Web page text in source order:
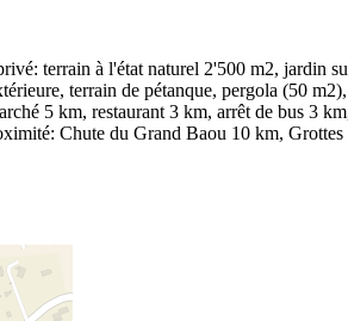
terrain à l'état naturel 2'500 m2, jardin
terrain de pétanque, pergola (50
5 km, restaurant 3 km, arrêt de bus 3
Chute du Grand Baou 10 km,